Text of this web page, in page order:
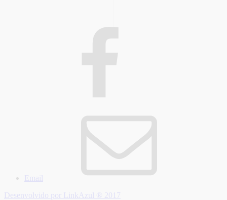
Email
Desenvolvido por LinkAzul ® 2017